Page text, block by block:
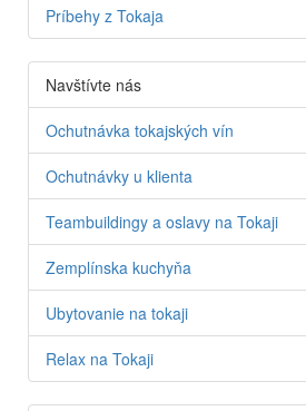
Príbehy z Tokaja
Navštívte nás
Ochutnávka tokajských vín
Ochutnávky u klienta
Teambuildingy a oslavy na Tokaji
Zemplínska kuchyňa
Ubytovanie na tokaji
Relax na Tokaji